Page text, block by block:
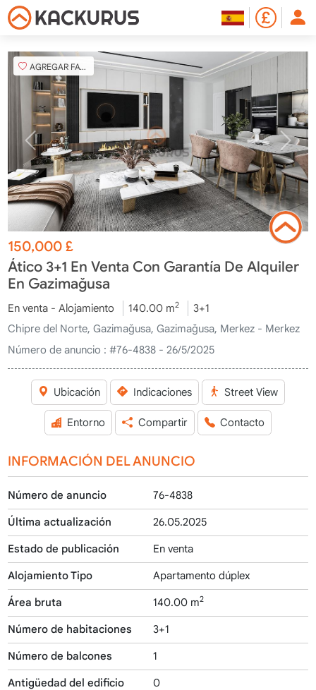
AGREGAR FAVORITO
150,000£
Ático 3+1 En Venta Con Garantía De Alquiler
En Gazimağusa
En venta - Alojamiento 140.00 m2
3+1
Chipre del Norte, Gazimağusa, Gazimağusa, Merkez - Merkez
Número de anuncio : #76-4838 - 26/5/2025
Ubicación Indicaciones Street View
Entorno Compartir Contacto
INFORMACIÓN DEL ANUNCIO
Número de anuncio 76-4838
Última actualización 26.05.2025
Estado de publicación En venta
Alojamiento Tipo Apartamento dúplex
Área bruta 140.00 m2
Número de habitaciones 3+1
Número de balcones 1
Antigüedad del edificio 0